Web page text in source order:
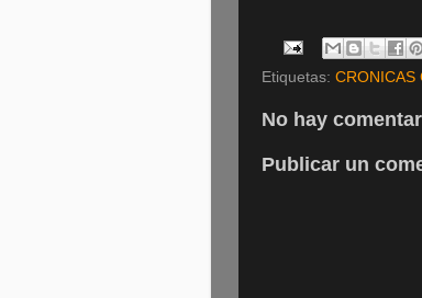
Etiquetas: CRONICAS
No hay
Publicar un